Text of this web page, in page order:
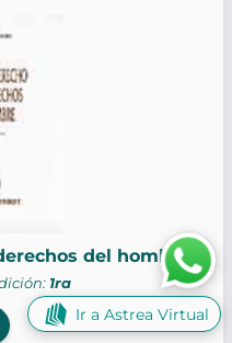
del hombre
1ra
Sin versión digital
Ir a Astrea Virtual